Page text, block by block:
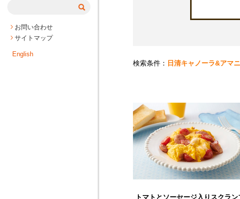
お問い合わせ
サイトマップ
English
検索条件： 日清キャノーラ&アマ
トマトとソーセージ入りスクラン